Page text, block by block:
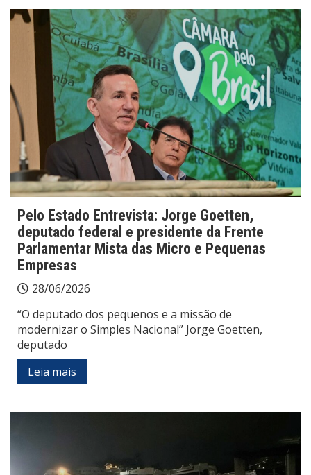
Pelo Estado Entrevista: Jorge Goetten,
deputado federal e presidente da Frente
Parlamentar Mista das Micro e Pequenas
Empresas
28/06/2026
“O deputado dos pequenos e a missão de
modernizar o Simples Nacional” Jorge Goetten,
deputado
Leia mais